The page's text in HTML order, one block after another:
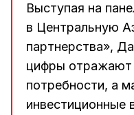
Выступая на
в Центральную
партнерства»,
цифры отражают
потребности, а
инвестиционные